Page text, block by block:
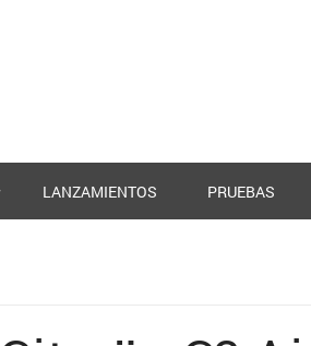
LANZAMIENTOS PRUEBAS